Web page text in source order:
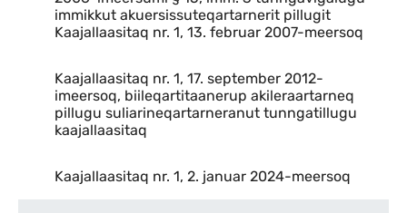
immikkut akuersissuteqartarnerit pillugit
Kaajallaasitaq nr. 1, 13. februar 2007-meersoq
Kaajallaasitaq nr. 1, 17. september 2012-
imeersoq, biileqartitaanerup akileraartarneq
pillugu suliarineqartarneranut tunngatillugu
kaajallaasitaq
Kaajallaasitaq nr. 1, 2. januar 2024-meersoq